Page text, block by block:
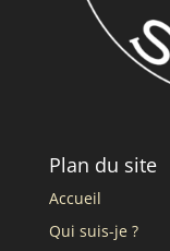
Plan du site
Accueil
Qui suis-je ?